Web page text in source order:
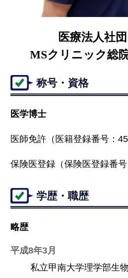
医療法人社
MSクリニック総
称号・資格
医学博士
医師免許（医籍登録番号：
保険医登録（保険医登録番
学歴・職歴
略歴
平成8年3月
私立甲南大学理学部生